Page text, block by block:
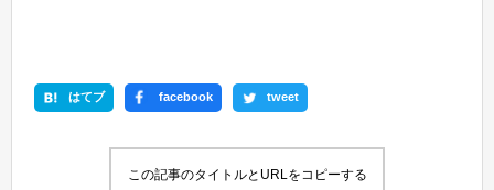
はてブ facebook tweet
この記事のタイトルとURLをコピーする